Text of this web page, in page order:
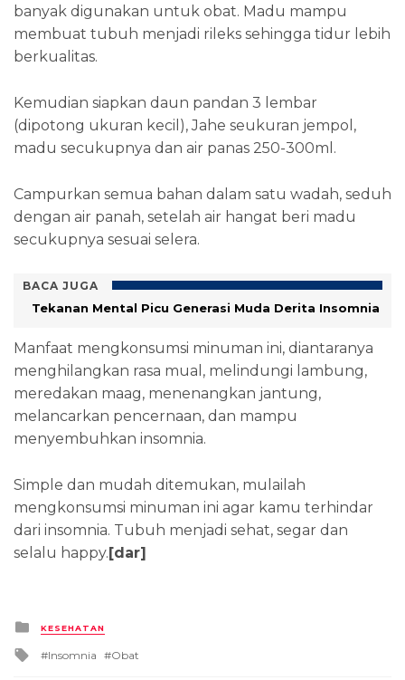
banyak digunakan untuk obat. Madu mampu
membuat tubuh menjadi rileks sehingga tidur lebih
berkualitas.
Kemudian siapkan daun pandan 3 lembar
(dipotong ukuran kecil), Jahe seukuran jempol,
madu secukupnya dan air panas 250-300ml.
Campurkan semua bahan dalam satu wadah, seduh
dengan air panah, setelah air hangat beri madu
secukupnya sesuai selera.
BACA JUGA
Tekanan Mental Picu Generasi Muda Derita Insomnia
Manfaat mengkonsumsi minuman ini, diantaranya
menghilangkan rasa mual, melindungi lambung,
meredakan maag, menenangkan jantung,
melancarkan pencernaan, dan mampu
menyembuhkan insomnia.
Simple dan mudah ditemukan, mulailah
mengkonsumsi minuman ini agar kamu terhindar
dari insomnia. Tubuh menjadi sehat, segar dan
selalu happy.[dar]
Posted
in
KESEHATAN
Tagged
Insomnia Obat